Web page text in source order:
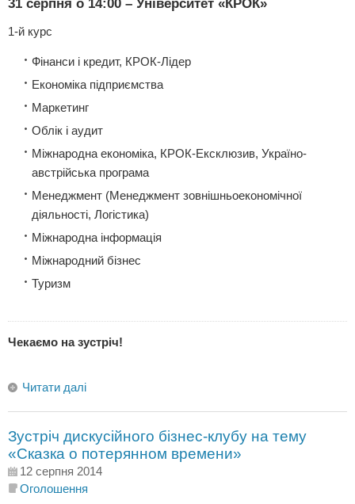
31 серпня о 14:00 – Університет «КРОК»
1-й курс
Фінанси і кредит, КРОК-Лідер
Економіка підприємства
Маркетинг
Облік і аудит
Міжнародна економіка, КРОК-Ексклюзив, Україно-
австрійська програма
Менеджмент (Менеджмент зовнішньоекономічної
діяльності, Логістика)
Міжнародна інформація
Міжнародний бізнес
Туризм
Чекаємо на зустріч!
Читати далі
Зустріч дискусійного бізнес-клубу на тему
«Сказка о потерянном времени»
12 серпня 2014
Оголошення